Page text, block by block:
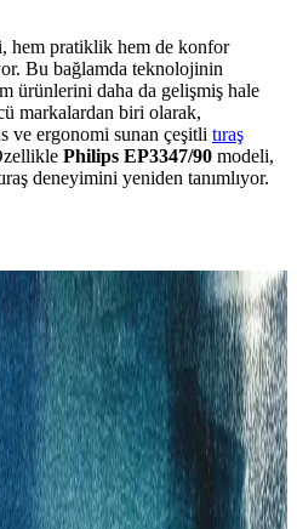
hem pratiklik hem de konfor
Bu bağlamda teknolojinin
ürünlerini daha da gelişmiş hale
markalardan biri olarak,
ve ergonomi sunan çeşitli tıraş
Philips EP3347/90 modeli,
deneyimini yeniden tanımlıyor.
Seçiminin 5 Sırrı:
MediaMarkt’ta sizi bekliyor.
keşfedin!
Konforlu ve
makineleri MediaMarkt'ta sizi